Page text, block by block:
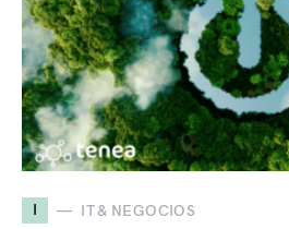
I IT & NEGOCIOS